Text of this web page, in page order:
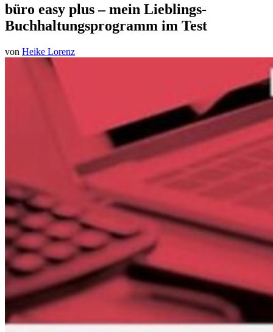
büro easy plus – mein Lieblings-
Buchhaltungsprogramm im Test
von Heike Lorenz